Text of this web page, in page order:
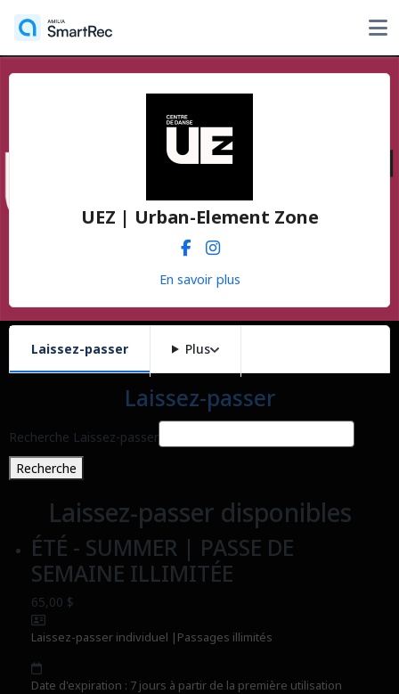
UEZ | Urban-Element Zone
En savoir plus
Laissez-passer Plus
Laissez-passer
Recherche Laissez-passer
Recherche
Laissez-passer disponibles
ÉTÉ - SUMMER | PASSE DE
SEMAINE ILLIMITÉE
65,00 $
Laissez-passer individuel | Passages illimités
Date d'expiration : 7 jours à partir de la première utilisation